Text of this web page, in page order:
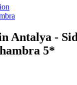
Antalya -
5*